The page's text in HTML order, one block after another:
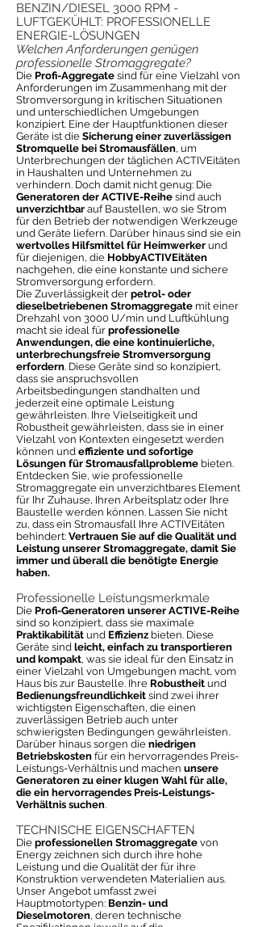
BENZIN/DIESEL 3000 RPM -
LUFTGEKÜHLT: PROFESSIONELLE
ENERGIE-LÖSUNGEN
Welchen Anforderungen genügen
professionelle Stromaggregate?
Die Profi-Aggregate sind für eine Vielzahl von
Anforderungen im Zusammenhang mit der
Stromversorgung in kritischen Situationen
und unterschiedlichen Umgebungen
konzipiert. Eine der Hauptfunktionen dieser
Geräte ist die Sicherung einer zuverlässigen
Stromquelle bei Stromausfällen, um
Unterbrechungen der täglichen ACTIVEitäten
in Haushalten und Unternehmen zu
verhindern. Doch damit nicht genug: Die
Generatoren der ACTIVE-Reihe sind auch
unverzichtbar auf Baustellen, wo sie Strom
für den Betrieb der notwendigen Werkzeuge
und Geräte liefern. Darüber hinaus sind sie ein
wertvolles Hilfsmittel für Heimwerker und
für diejenigen, die HobbyACTIVEitäten
nachgehen, die eine konstante und sichere
Stromversorgung erfordern.
Die Zuverlässigkeit der petrol- oder
dieselbetriebenen Stromaggregate mit einer
Drehzahl von 3000 U/min und Luftkühlung
macht sie ideal für professionelle
Anwendungen, die eine kontinuierliche,
unterbrechungsfreie Stromversorgung
erfordern. Diese Geräte sind so konzipiert,
dass sie anspruchsvollen
Arbeitsbedingungen standhalten und
jederzeit eine optimale Leistung
gewährleisten. Ihre Vielseitigkeit und
Robustheit gewährleisten, dass sie in einer
Vielzahl von Kontexten eingesetzt werden
können und effiziente und sofortige
Lösungen für Stromausfallprobleme bieten.
Entdecken Sie, wie professionelle
Stromaggregate ein unverzichtbares Element
für Ihr Zuhause, Ihren Arbeitsplatz oder Ihre
Baustelle werden können. Lassen Sie nicht
zu, dass ein Stromausfall Ihre ACTIVEitäten
behindert: Vertrauen Sie auf die Qualität und
Leistung unserer Stromaggregate, damit Sie
immer und überall die benötigte Energie
haben.
Professionelle Leistungsmerkmale
Die Profi-Generatoren unserer ACTIVE-Reihe
sind so konzipiert, dass sie maximale
Praktikabilität und Effizienz bieten. Diese
Geräte sind leicht, einfach zu transportieren
und kompakt, was sie ideal für den Einsatz in
einer Vielzahl von Umgebungen macht, vom
Haus bis zur Baustelle. Ihre Robustheit und
Bedienungsfreundlichkeit sind zwei ihrer
wichtigsten Eigenschaften, die einen
zuverlässigen Betrieb auch unter
schwierigsten Bedingungen gewährleisten.
Darüber hinaus sorgen die niedrigen
Betriebskosten für ein hervorragendes Preis-
Leistungs-Verhältnis und machen unsere
Generatoren zu einer klugen Wahl für alle,
die ein hervorragendes Preis-Leistungs-
Verhältnis suchen.
TECHNISCHE EIGENSCHAFTEN
Die professionellen Stromaggregate von
Energy zeichnen sich durch ihre hohe
Leistung und die Qualität der für ihre
Konstruktion verwendeten Materialien aus.
Unser Angebot umfasst zwei
Hauptmotortypen: Benzin- und
Dieselmotoren, deren technische